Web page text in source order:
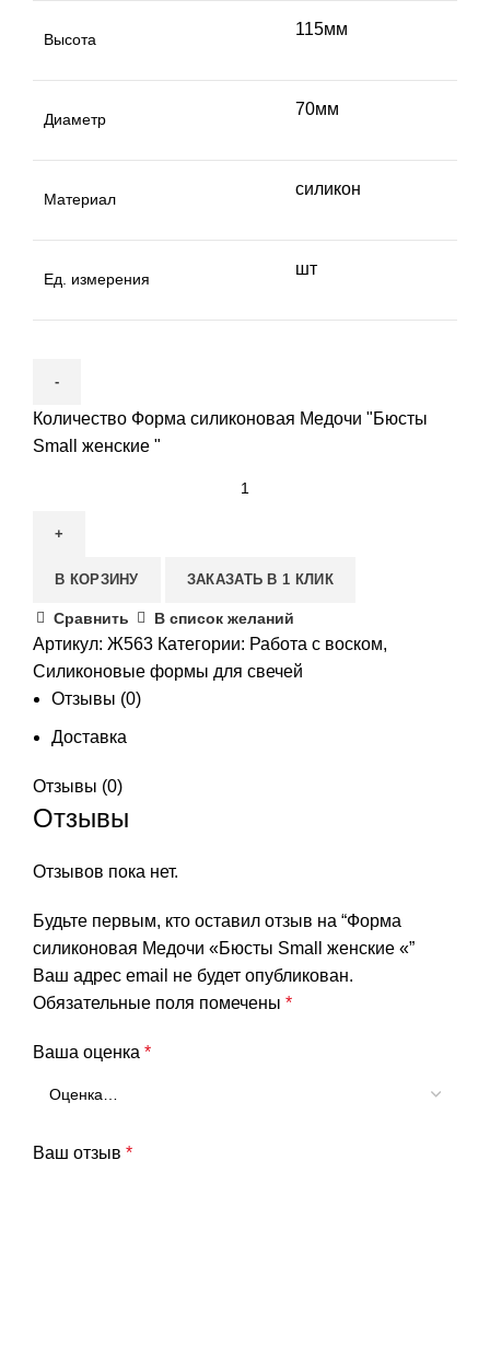
Высота
115мм
Диаметр
70мм
Материал
силикон
Ед. измерения
шт
Количество Форма силиконовая Медочи "Бюсты
Small женские "
В КОРЗИНУ ЗАКАЗАТЬ В 1 КЛИК
Сравнить В список желаний
Артикул: Ж563 Категории: Работа с воском,
Силиконовые формы для свечей
Отзывы (0)
Доставка
Отзывы (0)
Отзывы
Отзывов пока нет.
Будьте первым, кто оставил отзыв на “Форма
силиконовая Медочи «Бюсты Small женские «”
Ваш адрес email не будет опубликован.
Обязательные поля помечены *
Ваша оценка *
Ваш отзыв *